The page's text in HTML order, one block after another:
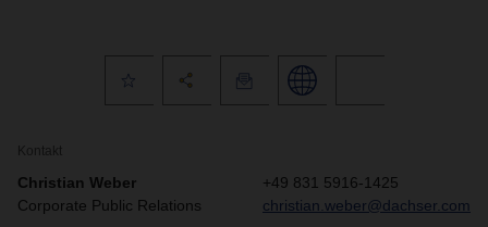
Kontakt
Christian Weber
Corporate Public Relations
+49 831 5916-1425
christian.weber@dachser.com